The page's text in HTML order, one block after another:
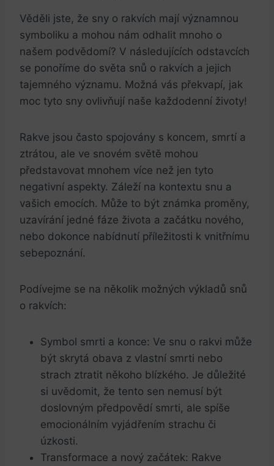
Věděli jste, že sny o rakvích mají významnou
symboliku​ a mohou nám ‍odhalit mnoho o
našem podvědomí? ⁤V následujících odstavcích
se ponoříme do světa snů o rakvích a jejich
tajemného významu.⁢ Možná vás překvapí, jak
moc tyto ⁢sny ovlivňují ⁢naše každodenní životy!
Rakve jsou často spojovány s koncem, smrtí a
ztrátou, ale ve snovém‌ světě mohou
představovat‌ mnohem více⁣ než jen tyto
negativní aspekty. Záleží ⁣na kontextu⁢ snu a
vašich emocích. Může to být známka proměny,
uzavírání jedné fáze života a začátku nového,
nebo dokonce nabídnutí příležitosti k vnitřnímu ​
sebepoznání.
Podívejme se na několik možných výkladů snů
o rakvích:
Symbol‌ smrti a konce: Ve snu o rakvi může‍
být skrytá obava z vlastní smrti nebo
strach ztratit někoho ‍blízkého. Je důležité
si uvědomit, že tento sen nemusí být
doslovným předpovědí smrti, ale⁢ spíše⁢
emocionálním vyjádřením strachu či
úzkosti.
Transformace a nový začátek: Rakve⁢